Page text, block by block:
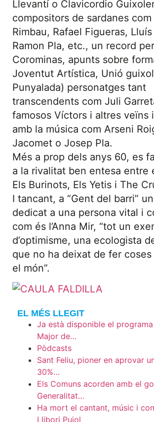
Llevantí o Clavicordio
compositors de sardanes
Rimbau, Rafael Figueras,
Ramon Pla, etc., un record
Corominas, apunts sobre
Joventut Artística, Unió
Punyalada) personatges tant
transcendents com Juli
famosos Víctors i altres veïns
amb la música com Arseni
Jacomet o Josep Pla.
Més a prop dels anys 60, es
a la rivalitat ben entesa entre
Els Burinots, Els Yetis i The
I tancant, a “Gent del barri”
dedicat a una persona vital i
com és l’Anna Mir, “tot un
d’optimisme, una ecologista
que no ha deixat de fer
el món”.
EL MÉS LLEGIT
Ja està disponible el
Major de…
Pòdcasts
Sant Feliu, pioner en aprovar
30%…
Els Comuns acorden amb el
Generalitat…
Ha mort el cantant, músic i
Llibori Pujol